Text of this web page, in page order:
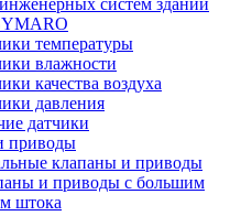
систем зданий
температуры
влажности
качества воздуха
давления
датчики
приводы
клапаны и приводы
и приводы с большим
штока